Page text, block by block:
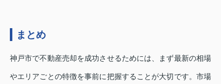
まとめ
神戸市で不動産売却を成功させるためには、まず最新の相場
やエリアごとの特徴を事前に把握することが大切です。市場